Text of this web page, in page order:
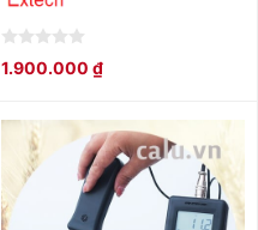
0
out
1.900.000 ₫